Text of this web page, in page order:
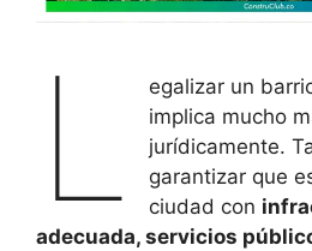
L
egalizar un
implica mucho
jurídicamente.
garantizar que
ciudad con
adecuada, servicios